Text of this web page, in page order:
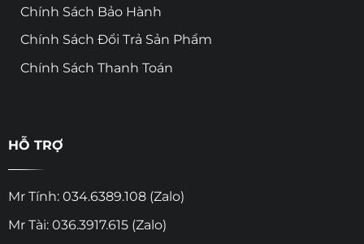
Chính Sách Bảo Hành
Chính Sách Đổi Trả Sản Phẩm
Chính Sách Thanh Toán
HỖ TRỢ
Mr Tính: 034.6389.108 (Zalo)
Mr Tài: 036.3917.615 (Zalo)